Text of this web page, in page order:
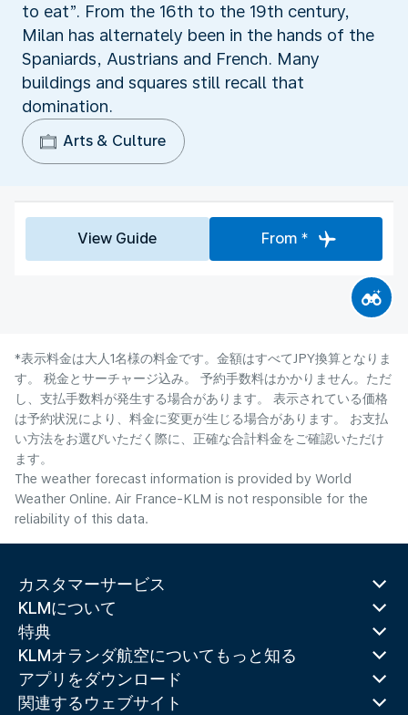
to eat”. From the 16th to the 19th century,
Milan has alternately been in the hands of the
Spaniards, Austrians and French. Many
buildings and squares still recall that
domination.
Arts & Culture
View Guide From *
*表示料金は大人1名様の料金です。金額はすべてJPY換算となりま
す。 税金とサーチャージ込み。 予約手数料はかかりません。ただ
し、支払手数料が発生する場合があります。 表示されている価格
は予約状況により、料金に変更が生じる場合があります。 お支払
い方法をお選びいただく際に、正確な合計料金をご確認いただけ
ます。
The weather forecast information is provided by World
Weather Online. Air France-KLM is not responsible for the
reliability of this data.
カスタマーサービス
KLMについて
特典
KLMオランダ航空についてもっと知る
アプリをダウンロード
関連するウェブサイト